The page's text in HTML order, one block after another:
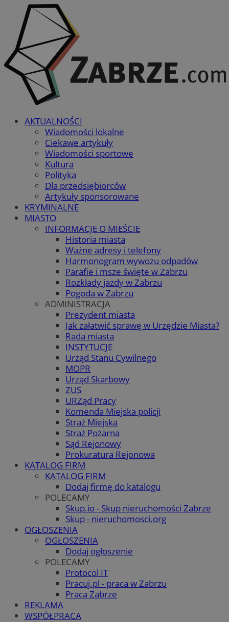
AKTUALNOŚCI
Wiadomości lokalne
Ciekawe artykuły
Wiadomości sportowe
Kultura
Polityka
Dla przedsiębiorców
Artykuły sponsorowane
KRYMINALNE
MIASTO
INFORMACJE O MIEŚCIE
Historia miasta
Ważne adresy i telefony
Harmonogram wywozu odpadów
Parafie i msze święte w Zabrzu
Rozkłady jazdy w Zabrzu
Pogoda w Zabrzu
ADMINISTRACJA
Prezydent miasta
Jak załatwić sprawę w Urzędzie Miasta?
Rada miasta
INSTYTUCJE
Urząd Stanu Cywilnego
MOPR
Urząd Skarbowy
ZUS
URZąd Pracy
Komenda Miejska policji
Straż Miejska
Straż Pożarna
Sąd Rejonowy
Prokuratura Rejonowa
KATALOG FIRM
KATALOG FIRM
Dodaj firmę do katalogu
POLECAMY
Skup.io - Skup nieruchomości Zabrze
Skup - nieruchomosci.org
OGŁOSZENIA
OGŁOSZENIA
Dodaj ogłoszenie
POLECAMY
Protocol IT
Pracuj.pl - praca w Zabrzu
Praca Zabrze
REKLAMA
WSPÓŁPRACA